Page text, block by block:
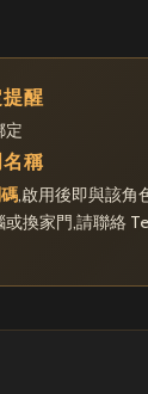
醒
定
稱
,啟用後即與該角
換家門,請聯絡